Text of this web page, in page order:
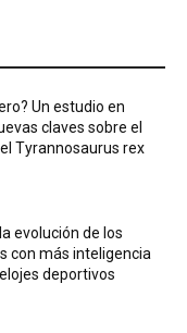
Un estudio en
claves sobre el
Tyrannosaurus rex
evolución de los
con más inteligencia
deportivos